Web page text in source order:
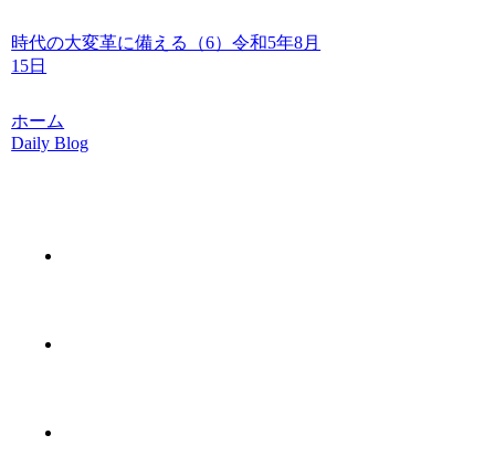
時代の大変革に備える（6）令和5年8月
15日
ホーム
Daily Blog